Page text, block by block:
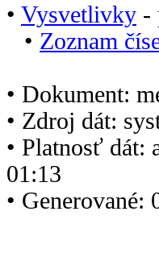
• Vysvetlivky -
• Zoznam
• Dokument:
• Zdroj dát:
• Platnosť dát:
01:13
• Generované: